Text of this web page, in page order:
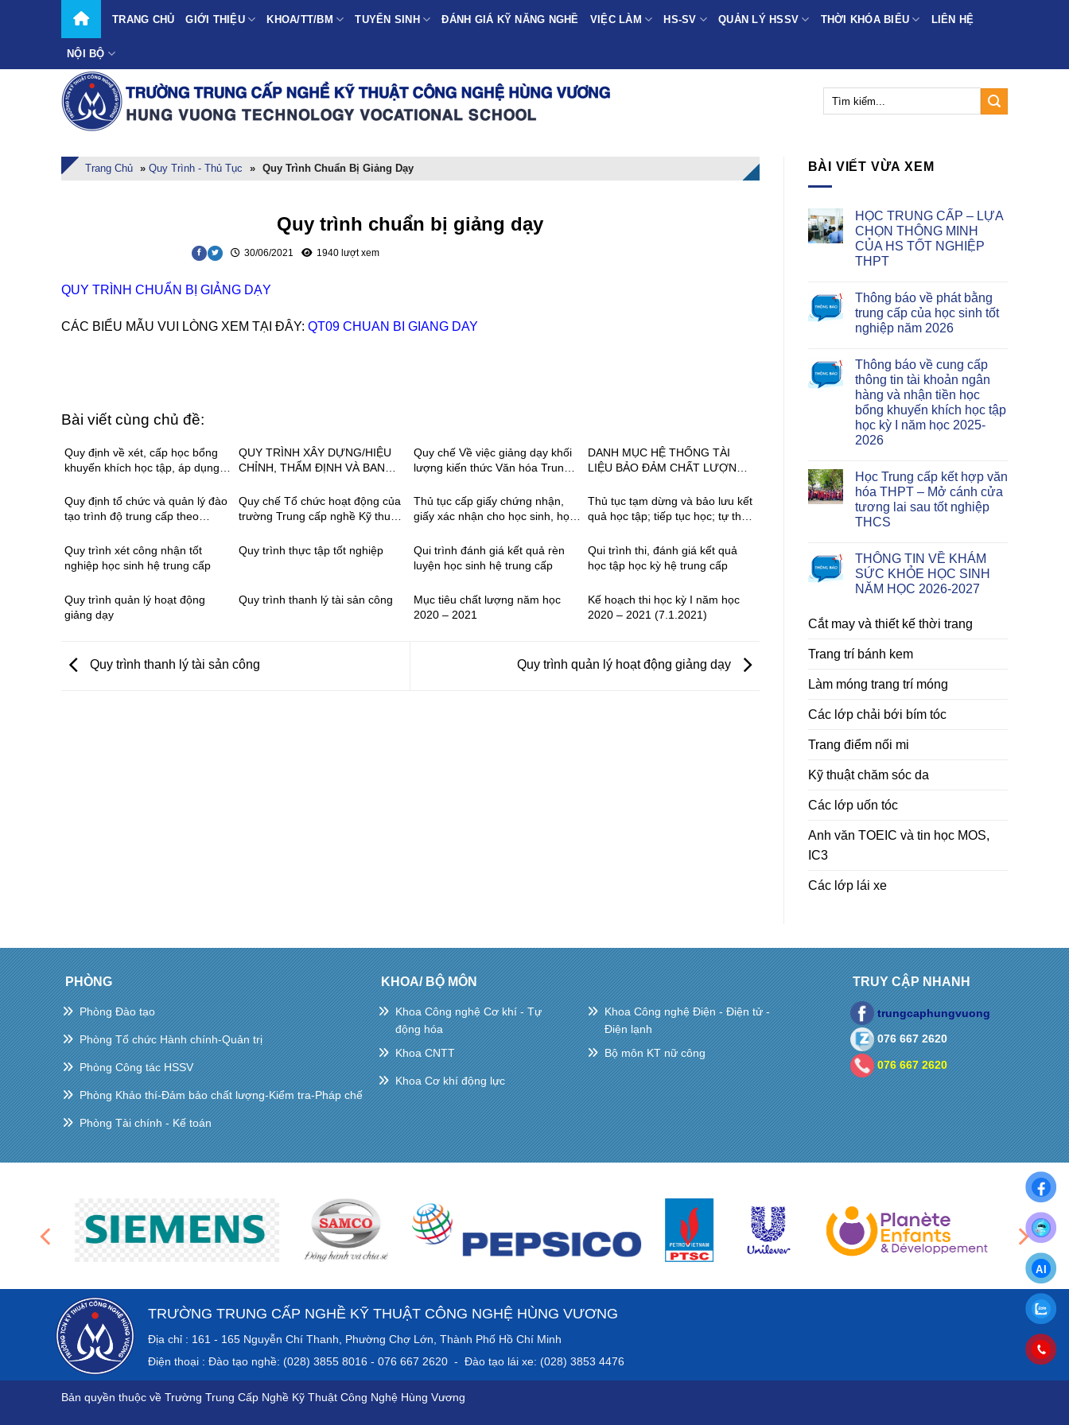
TRANG CHỦ GIỚI THIỆU KHOA/TT/BM TUYỂN SINH ĐÁNH GIÁ KỸ NĂNG NGHỀ VIỆC LÀM HS-SV QUẢN LÝ HSSV THỜI KHÓA BIỂU LIÊN HỆ
NỘI BỘ
Trang Chủ » Quy Trình - Thủ Tục » Quy Trình Chuẩn Bị Giảng Dạy
Quy trình chuẩn bị giảng dạy
30/06/2021 1940 lượt xem
QUY TRÌNH CHUẨN BỊ GIẢNG DẠY
CÁC BIỂU MẪU VUI LÒNG XEM TẠI ĐÂY: QT09 CHUAN BI GIANG DAY
Bài viết cùng chủ đề:
Quy định về xét, cấp học bổng
khuyến khích học tập, áp dụng
QUY TRÌNH XÂY DỰNG/HIỆU
CHỈNH, THẨM ĐỊNH VÀ BAN
TẠO TRÌNH ĐỘ TRUNG CẤP
NĂM 2024
Quy chế Về việc giảng dạy khối
lượng kiến thức Văn hóa Trung
dục nghề nghiệp (Hiệu chỉnh)
DANH MỤC HỆ THỐNG TÀI
LIỆU BẢO ĐẢM CHẤT LƯỢNG
HÀNH NĂM 2022
Quy định tổ chức và quản lý đào
tạo trình độ trung cấp theo
hoặc tín chỉ; Quy chế kiểm tra,
thi, xét công nhận tốt nghiệp
Quy chế Tổ chức hoạt động của
trường Trung cấp nghề Kỹ thuật
Thủ tục cấp giấy chứng nhận,
giấy xác nhận cho học sinh, học
Thủ tục tạm dừng và bảo lưu kết
quả học tập; tiếp tục học; tự thôi
Quy trình xét công nhận tốt
nghiệp học sinh hệ trung cấp
Quy trình thực tập tốt nghiệp
Qui trình đánh giá kết quả rèn
luyện học sinh hệ trung cấp
Qui trình thi, đánh giá kết quả
học tập học kỳ hệ trung cấp
Quy trình quản lý hoạt động
giảng dạy
Quy trình thanh lý tài sản công
Mục tiêu chất lượng năm học
2020 – 2021
Kế hoạch thi học kỳ I năm học
2020 – 2021 (7.1.2021)
Quy trình thanh lý tài sản công Quy trình quản lý hoạt động giảng dạy
BÀI VIẾT VỪA XEM
HỌC TRUNG CẤP – LỰA
CHỌN THÔNG MINH
CỦA HS TỐT NGHIỆP
THPT
Thông báo về phát bằng
trung cấp của học sinh tốt
nghiệp năm 2026
Thông báo về cung cấp
thông tin tài khoản ngân
hàng và nhận tiền học
bổng khuyến khích học tập
học kỳ I năm học 2025-
2026
Học Trung cấp kết hợp văn
hóa THPT – Mở cánh cửa
tương lai sau tốt nghiệp
THCS
THÔNG TIN VỀ KHÁM
SỨC KHỎE HỌC SINH
NĂM HỌC 2026-2027
Cắt may và thiết kế thời trang
Trang trí bánh kem
Làm móng trang trí móng
Các lớp chải bới bím tóc
Trang điểm nối mi
Kỹ thuật chăm sóc da
Các lớp uốn tóc
Anh văn TOEIC và tin học MOS,
IC3
Các lớp lái xe
PHÒNG
Phòng Đào tạo
Phòng Tổ chức Hành chính-Quản trị
Phòng Công tác HSSV
Phòng Khảo thí-Đảm bảo chất lượng-Kiểm tra-Pháp chế
Phòng Tài chính - Kế toán
KHOA/ BỘ MÔN
Khoa Công nghệ Cơ khí - Tự
động hóa
Khoa CNTT
Khoa Cơ khí động lực
Khoa Công nghệ Điện - Điện tử -
Điện lạnh
Bộ môn KT nữ công
TRUY CẬP NHANH
trungcaphungvuong
076 667 2620
076 667 2620
TRƯỜNG TRUNG CẤP NGHỀ KỸ THUẬT CÔNG NGHỆ HÙNG VƯƠNG
Địa chỉ : 161 - 165 Nguyễn Chí Thanh, Phường Chợ Lớn, Thành Phố Hồ Chí Minh
Điện thoại : Đào tạo nghề: (028) 3855 8016 - 076 667 2620 - Đào tạo lái xe: (028) 3853 4476
Bản quyền thuộc về Trường Trung Cấp Nghề Kỹ Thuật Công Nghệ Hùng Vương